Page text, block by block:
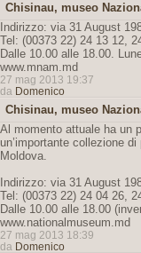
Chisinau, museo
Indirizzo: via 31 August
Tel: (00373 22) 24 13 12,
Dalle 10.00 alle 18.00.
www.mnam.md
27 mag 2013 19:37
da Domenico
Chisinau, museo
Al momento attuale ha un
un’importante collezione
Moldova.
Indirizzo: via 31 August
Tel: (00373 22) 24 04 26,
Dalle 10.00 alle 18.00
www.nationalmuseum.md
27 mag 2013 18:39
da Domenico